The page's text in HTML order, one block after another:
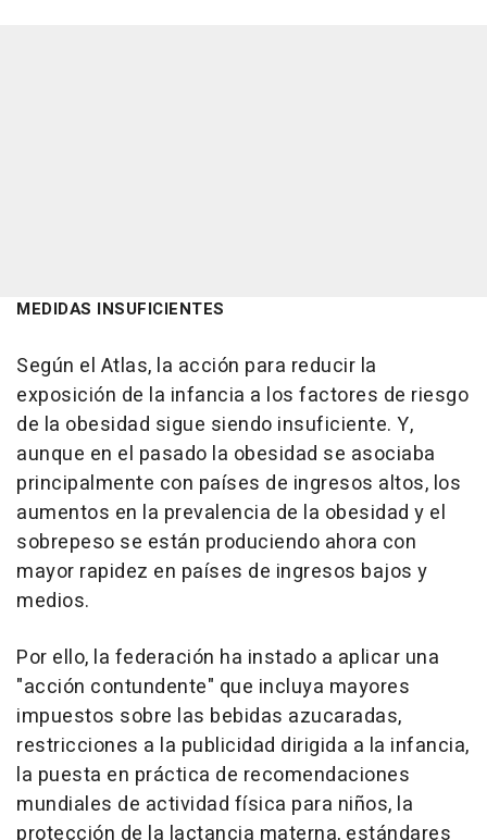
MEDIDAS INSUFICIENTES
Según el Atlas, la acción para reducir la
exposición de la infancia a los factores de riesgo
de la obesidad sigue siendo insuficiente. Y,
aunque en el pasado la obesidad se asociaba
principalmente con países de ingresos altos, los
aumentos en la prevalencia de la obesidad y el
sobrepeso se están produciendo ahora con
mayor rapidez en países de ingresos bajos y
medios.
Por ello, la federación ha instado a aplicar una
"acción contundente" que incluya mayores
impuestos sobre las bebidas azucaradas,
restricciones a la publicidad dirigida a la infancia,
la puesta en práctica de recomendaciones
mundiales de actividad física para niños, la